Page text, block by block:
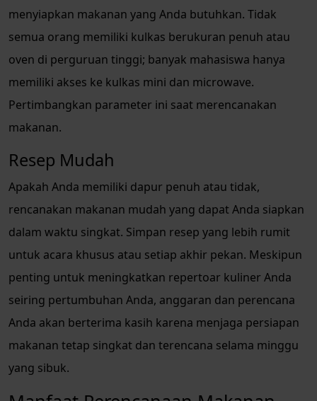
menyiapkan makanan yang Anda butuhkan. Tidak
semua orang memiliki kulkas berukuran penuh atau
oven di perguruan tinggi; banyak mahasiswa hanya
memiliki akses ke kulkas mini dan microwave.
Pertimbangkan parameter ini saat merencanakan
makanan.
Resep Mudah
Apakah Anda memiliki dapur penuh atau tidak,
rencanakan makanan mudah yang dapat Anda siapkan
dalam waktu singkat. Simpan resep yang lebih rumit
untuk acara khusus atau setiap akhir pekan. Meskipun
penting untuk meningkatkan repertoar kuliner Anda
seiring pertumbuhan Anda, anggaran dan perencana
Anda akan berterima kasih karena menjaga persiapan
makanan tetap singkat dan terencana selama minggu
yang sibuk.